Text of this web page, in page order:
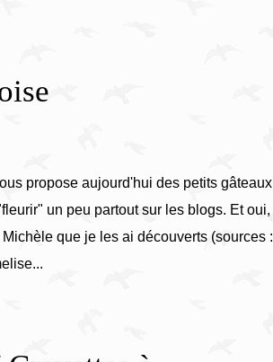
propose aujourd'hui des petits gâteaux
un peu partout sur les blogs. Et oui,
que je les ai découverts (sources :